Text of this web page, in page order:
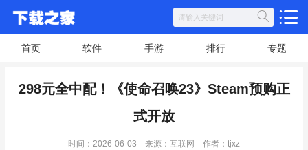
首页 软件 手游 排行 专题
298元全中配！《使命召唤23》Steam预购正
式开放
时间：2026-06-03 来源：互联网 作者：tjxz